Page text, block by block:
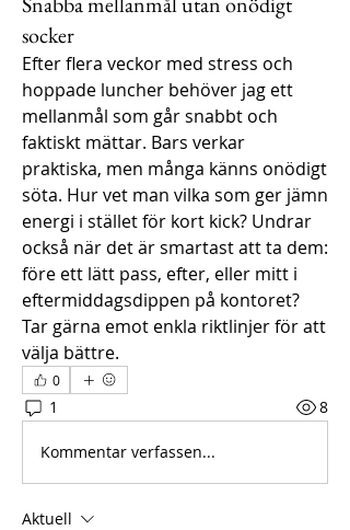
socker
Efter flera veckor med stress och
hoppade luncher behöver jag ett
mellanmål som går snabbt och
faktiskt mättar. Bars verkar
praktiska, men många känns onödigt
söta. Hur vet man vilka som ger jämn
energi i stället för kort kick? Undrar
också när det är smartast att ta dem:
före ett lätt pass, efter, eller mitt i
eftermiddagsdippen på kontoret?
Tar gärna emot enkla riktlinjer för att
välja bättre.
0
1 8
Kommentar verfassen...
Aktuell